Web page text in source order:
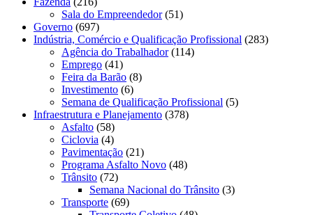
Sala do Empreendedor(51)
Governo (697)
Indústria, Comércio e Qualificação Profissional (283)
Agência do Trabalhador(114)
Emprego (41)
Feira da Barão (8)
Investimento (6)
Semana de Qualificação Profissional (5)
Infraestrutura e Planejamento (378)
Asfalto (58)
Ciclovia (4)
Pavimentação (21)
Programa Asfalto Novo (48)
Trânsito (72)
Semana Nacional do Trânsito (3)
Transporte (69)